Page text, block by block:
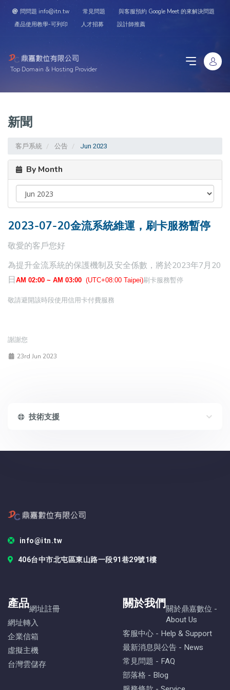
問問題 info@itn.tw 常見問題
與客服預約 Google Meet 的來解決問題
產品使用教學-可列印
人才招募 設計師推薦
Top Domain & Hosting Provider
新聞
客戶系統 公告 Jun 2023
By Month
2023-07-20金流系統維運，刷卡服務暫停
敬愛的客戶您好
為提升金流系統的保護機制及安全係數，將於2023年7月20
日 AM 02:00 ~ AM 03:00 (UTC+08:00 Taipei)刷卡服務暫停
敬請避開該時段使用信用卡付費服務
謝謝您
23rd Jun 2023
技術支援
info@itn.tw
406台中市北屯區東山路一段91巷29號1樓
產品網址註冊
網址轉入
企業信箱
虛擬主機
台灣雲儲存
關於我們關於鼎嘉數位 -
About Us
客服中心 - Help & Support
最新消息與公告 - News
常見問題 - FAQ
部落格 - Blog